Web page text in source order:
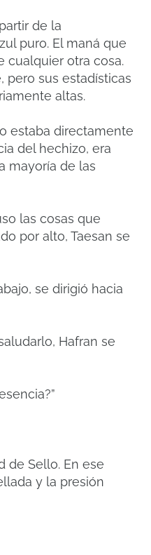
de la
puro. El maná que
cualquier otra cosa.
pero sus estadísticas
altas.
estaba directamente
del hechizo, era
mayoría de las
las cosas que
por alto, Taesan se
se dirigió hacia
Hafran se
de Sello. En ese
y la presión